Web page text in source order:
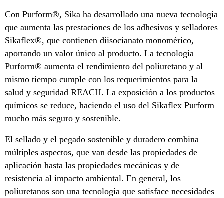
Con Purform®, Sika ha desarrollado una nueva tecnología
que aumenta las prestaciones de los adhesivos y selladores
Sikaflex®, que contienen diisocianato monomérico,
aportando un valor único al producto. La tecnología
Purform® aumenta el rendimiento del poliuretano y al
mismo tiempo cumple con los requerimientos para la
salud y seguridad REACH. La exposición a los productos
químicos se reduce, haciendo el uso del Sikaflex Purform
mucho más seguro y sostenible.
El sellado y el pegado sostenible y duradero combina
múltiples aspectos, que van desde las propiedades de
aplicación hasta las propiedades mecánicas y de
resistencia al impacto ambiental. En general, los
poliuretanos son una tecnología que satisface necesidades